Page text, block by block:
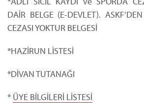
DAİR BELGE (E-DEVLET).
CEZASI YOKTUR BELGESİ
*HAZİRUN LİSTESİ
*DİVAN TUTANAĞI
* ÜYE BİLGİLERİ LİSTESİ